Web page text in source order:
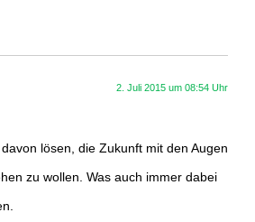
2. Juli 2015 um 08:54 Uhr
lösen, die Zukunft mit den Augen
zu wollen. Was auch immer dabei